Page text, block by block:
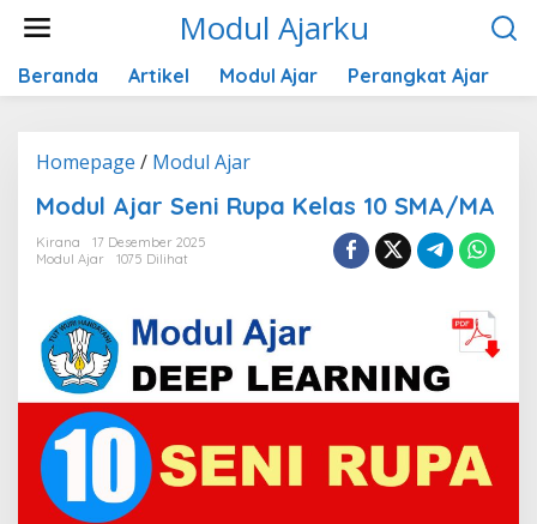
Modul Ajarku
Beranda Artikel Modul Ajar Perangkat Ajar
Homepage / Modul AjarModul
Seni
Modul Ajar Seni Rupa Kelas 10 SMA/MA
Kirana
17 Desember 2025
Modul Ajar
1075 Dilihat